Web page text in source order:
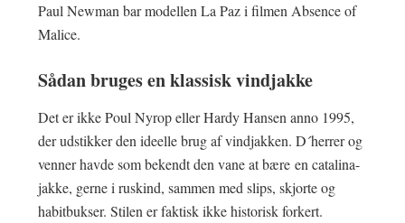
Paul Newman bar modellen La Paz i filmen Absence of
Malice.
Sådan bruges en klassisk vindjakke
Det er ikke Poul Nyrop eller Hardy Hansen anno 1995,
der udstikker den ideelle brug af vindjakken. D´herrer og
venner havde som bekendt den vane at bære en catalina-
jakke, gerne i ruskind, sammen med slips, skjorte og
habitbukser. Stilen er faktisk ikke historisk forkert.